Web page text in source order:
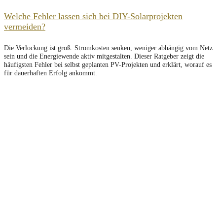
Welche Fehler lassen sich bei DIY-Solarprojekten
vermeiden?
Die Verlockung ist groß: Stromkosten senken, weniger abhängig vom Netz
sein und die Energiewende aktiv mitgestalten. Dieser Ratgeber zeigt die
häufigsten Fehler bei selbst geplanten PV-Projekten und erklärt, worauf es
für dauerhaften Erfolg ankommt.